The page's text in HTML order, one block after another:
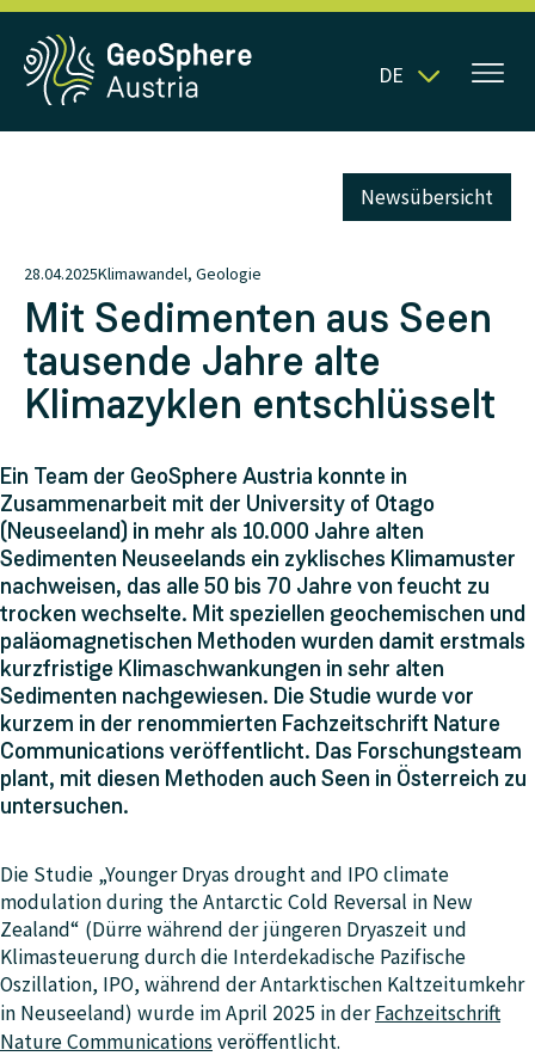
DE
28.04.2025Klimawandel, Geologie
Newsübersicht
Mit Sedimenten aus Seen
tausende Jahre alte
Klimazyklen entschlüsselt
Ein Team der GeoSphere Austria konnte in
Zusammenarbeit mit der University of Otago
(Neuseeland) in mehr als 10.000 Jahre alten
Sedimenten Neuseelands ein zyklisches Klimamuster
nachweisen, das alle 50 bis 70 Jahre von feucht zu
trocken wechselte. Mit speziellen geochemischen und
paläomagnetischen Methoden wurden damit erstmals
kurzfristige Klimaschwankungen in sehr alten
Sedimenten nachgewiesen. Die Studie wurde vor
kurzem in der renommierten Fachzeitschrift Nature
Communications veröffentlicht. Das Forschungsteam
plant, mit diesen Methoden auch Seen in Österreich zu
untersuchen.
Die Studie „Younger Dryas drought and IPO climate
modulation during the Antarctic Cold Reversal in New
Zealand“ (Dürre während der jüngeren Dryaszeit und
Klimasteuerung durch die Interdekadische Pazifische
Oszillation, IPO, während der Antarktischen Kaltzeitumkehr
in Neuseeland) wurde im April 2025 in derFachzeitschrift
Nature Communicationsveröffentlicht.